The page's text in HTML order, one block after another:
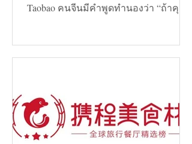
Taobao คนจีนมีคำพูดทำนองว่า “ถ้าคุณ